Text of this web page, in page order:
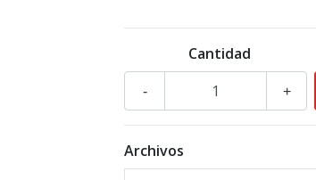
Cantidad
+
-
Archivos